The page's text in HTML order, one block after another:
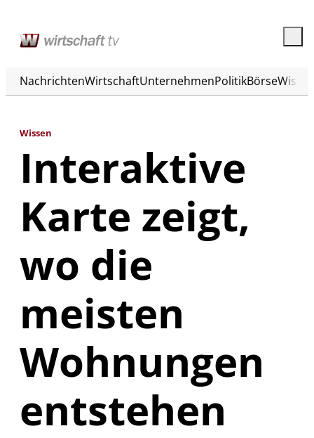
NachrichtenWirtschaftUnternehmenPolitikBörse
Wissen
Interaktive
Karte zeigt,
wo die
meisten
Wohnungen
entstehen